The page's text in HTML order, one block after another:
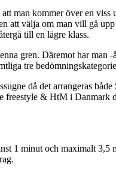
kommer över en viss
välja om man vill gå
till en lägre klass.
gren. Däremot har
tre
då det arrangeras
freestyle & HtM i
1 minut och maximalt